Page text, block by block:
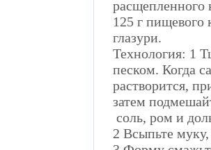
расщепленного
125 г пищевого
глазури.
Технология: 1
песком. Когда
растворится,
затем
соль, ром и
2 Всыпьте